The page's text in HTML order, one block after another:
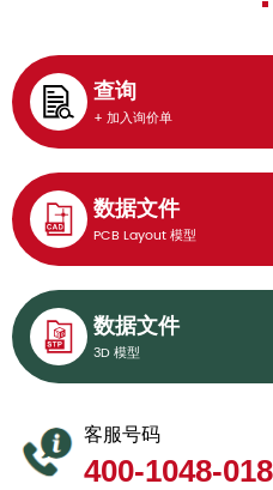
查询
+ 加入询价单
数据文件
PCB Layout 模型
数据文件
3D 模型
客服号码
400-1048-018